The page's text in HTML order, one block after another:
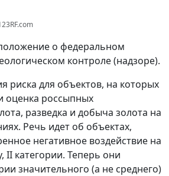
о федеральном
контроле (надзоре).
риска для объектов, на которых
оценка россыпных
разведка и добыча золота на
Речь идет об объектах,
негативное воздействие на
категории. Теперь они
значительного (а не среднего)